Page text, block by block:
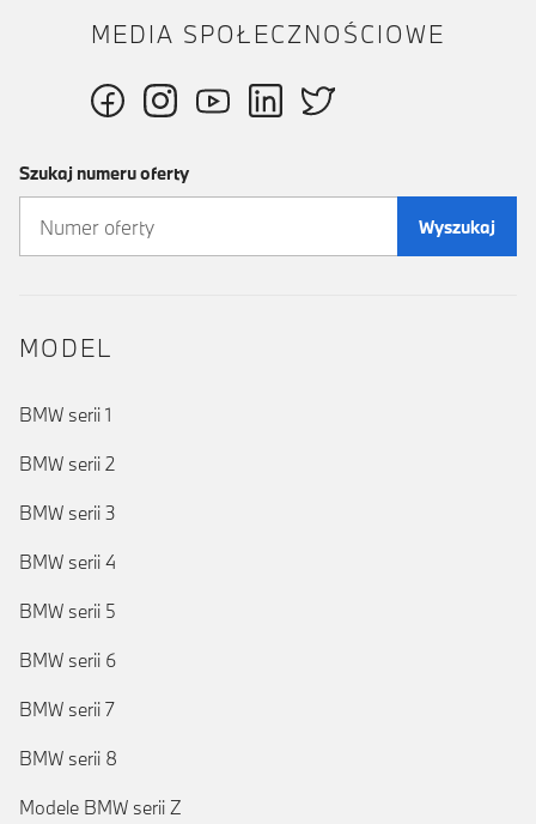
MEDIA SPOŁECZNOŚCIOWE
Szukaj numeru oferty
Wyszukaj
MODEL
BMW serii 1
BMW serii 2
BMW serii 3
BMW serii 4
BMW serii 5
BMW serii 6
BMW serii 7
BMW serii 8
Modele BMW serii Z